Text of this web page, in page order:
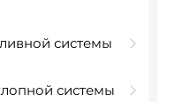
системы
системы